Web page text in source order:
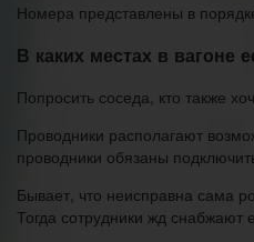
Номера представлены в
В каких местах в вагоне
Попросить соседа, кто также
Проводники располагают
проводники обязаны
Бывает, что неисправна сама
Тогда сотрудники жд снабжают